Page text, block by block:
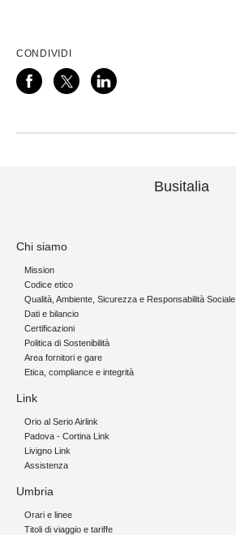
CONDIVIDI
Busitalia
Chi siamo
Mission
Codice etico
Qualità, Ambiente, Sicurezza e Responsabilità Sociale
Dati e bilancio
Certificazioni
Politica di Sostenibilità
Area fornitori e gare
Etica, compliance e integrità
Link
Orio al Serio Airlink
Padova - Cortina Link
Livigno Link
Assistenza
Umbria
Orari e linee
Titoli di viaggio e tariffe